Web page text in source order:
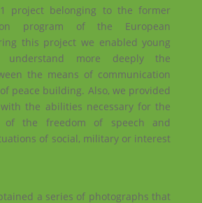
project belonging to the former
program of the European
this project we enabled young
understand more deeply the
the means of communication
peace building. Also, we provided
the abilities necessary for the
of the freedom of speech and
of social, military or interest
a series of photographs that